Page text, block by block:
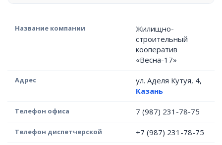
Название компании
Жилищно-
строительный
кооператив
«Весна-17»
Адрес
ул. Аделя Кутуя, 4,
Казань
Телефон офиса 7 (987) 231-78-75
Телефон диспетчерской +7 (987) 231-78-75